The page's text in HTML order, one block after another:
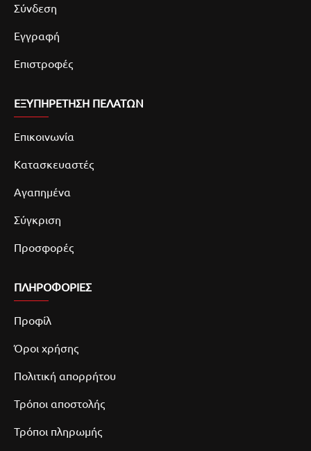
Σύνδεση
Εγγραφή
Επιστροφές
ΕΞΥΠΗΡΕΤΗΣΗ ΠΕΛΑΤΩΝ
Επικοινωνία
Κατασκευαστές
Αγαπημένα
Σύγκριση
Προσφορές
ΠΛΗΡΟΦΟΡΙΕΣ
Προφίλ
Όροι χρήσης
Πολιτική απορρήτου
Τρόποι αποστολής
Τρόποι πληρωμής